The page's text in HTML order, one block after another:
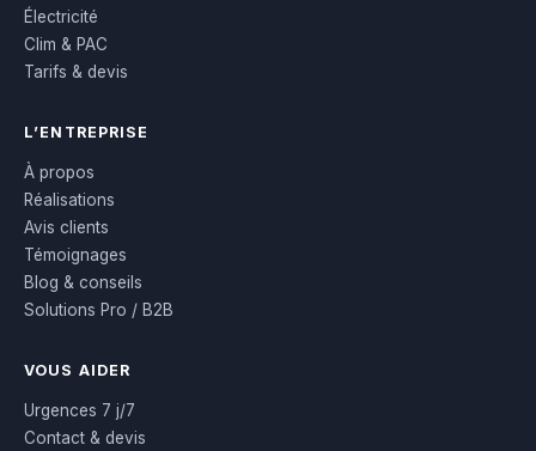
Électricité
Clim & PAC
Tarifs & devis
L’ENTREPRISE
À propos
Réalisations
Avis clients
Témoignages
Blog & conseils
Solutions Pro / B2B
VOUS AIDER
Urgences 7 j/7
Contact & devis